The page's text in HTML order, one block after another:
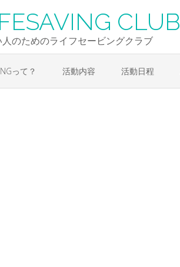
CLUB
のためのライフセービングクラブ
って？ 活動内容 活動日程